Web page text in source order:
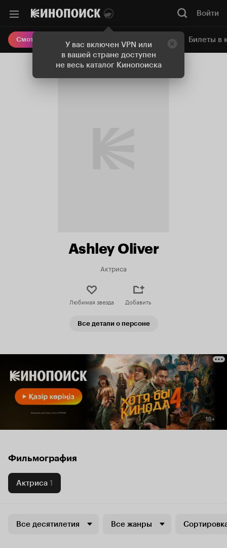
У вас включен VPN или
в вашей стране доступен
не весь каталог Кинопоиска
Войти
Смотреть кино Онлайн-кинотеатр Билеты в
Ashley Oliver
Актриса
Любимая звезда Добавить
Все детали о персоне
Фильмография
Актриса 1
Все десятилетия Все жанры